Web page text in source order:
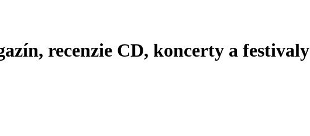
recenzie CD, koncerty a festivaly